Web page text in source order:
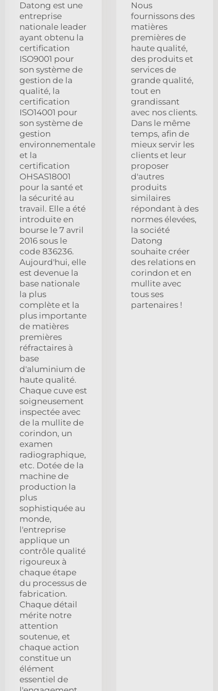
Datong est une
entreprise
nationale leader
ayant obtenu la
certification
ISO9001 pour
son système de
gestion de la
qualité, la
certification
ISO14001 pour
son système de
gestion
environnementale
et la
certification
OHSAS18001
pour la santé et
la sécurité au
travail. Elle a été
introduite en
bourse le 7 avril
2016 sous le
code 836236.
Aujourd'hui, elle
est devenue la
base nationale
la plus
complète et la
plus importante
de matières
premières
réfractaires à
base
d'aluminium de
haute qualité.
Chaque cuve est
soigneusement
inspectée avec
de la mullite de
corindon, un
examen
radiographique,
etc. Dotée de la
machine de
production la
plus
sophistiquée au
monde,
l'entreprise
applique un
contrôle qualité
rigoureux à
chaque étape
du processus de
fabrication.
Chaque détail
mérite notre
attention
soutenue, et
chaque action
constitue un
élément
essentiel de
Nous
fournissons des
matières
premières de
haute qualité,
des produits et
services de
grande qualité,
tout en
grandissant
avec nos clients.
Dans le même
temps, afin de
mieux servir les
clients et leur
proposer
d'autres
produits
similaires
répondant à des
normes élevées,
la société
Datong
souhaite créer
des relations en
corindon et en
mullite avec
tous ses
partenaires !